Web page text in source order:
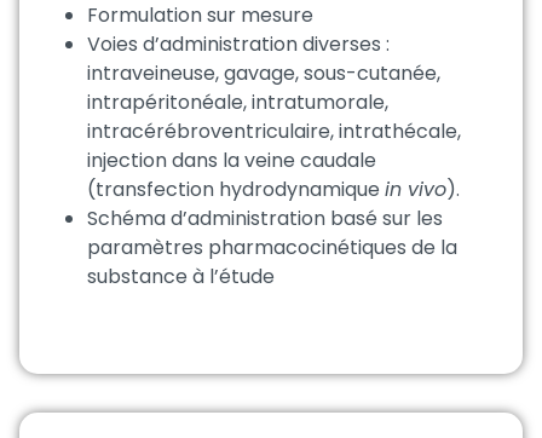
Formulation sur mesure
Voies d’administration diverses :
intraveineuse, gavage, sous-cutanée,
intrapéritonéale, intratumorale,
intracérébroventriculaire, intrathécale,
injection dans la veine caudale
(transfection hydrodynamique in vivo).
Schéma d’administration basé sur les
paramètres pharmacocinétiques de la
substance à l’étude